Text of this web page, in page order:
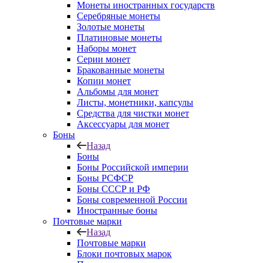
Монеты иностранных государств
Серебряные монеты
Золотые монеты
Платиновые монеты
Наборы монет
Серии монет
Бракованные монеты
Копии монет
Альбомы для монет
Листы, монетники, капсулы
Средства для чистки монет
Аксессуары для монет
Боны
Назад
Боны
Боны Российской империи
Боны РСФСР
Боны СССР и РФ
Боны современной России
Иностранные боны
Почтовые марки
Назад
Почтовые марки
Блоки почтовых марок